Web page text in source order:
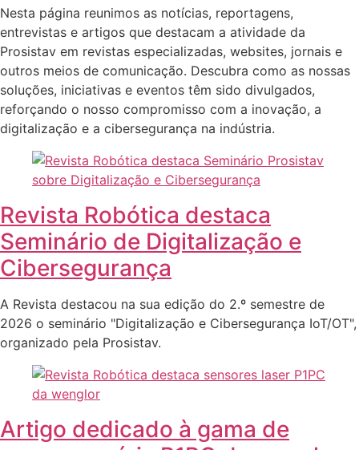
Nesta página reunimos as notícias, reportagens,
entrevistas e artigos que destacam a atividade da
Prosistav em revistas especializadas, websites, jornais e
outros meios de comunicação. Descubra como as nossas
soluções, iniciativas e eventos têm sido divulgados,
reforçando o nosso compromisso com a inovação, a
digitalização e a cibersegurança na indústria.
Revista Robótica destaca
Seminário de Digitalização e
Cibersegurança
A Revista destacou na sua edição do 2.º semestre de
2026 o seminário "Digitalização e Cibersegurança IoT/OT",
organizado pela Prosistav.
Artigo dedicado à gama de